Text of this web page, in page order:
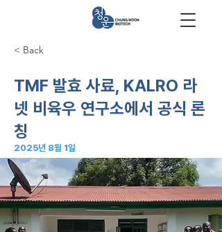
< Back
2025년 8월 1일
TMF 발효 사료, KALRO 라
넷 비육우 연구소에서 공식 론
칭